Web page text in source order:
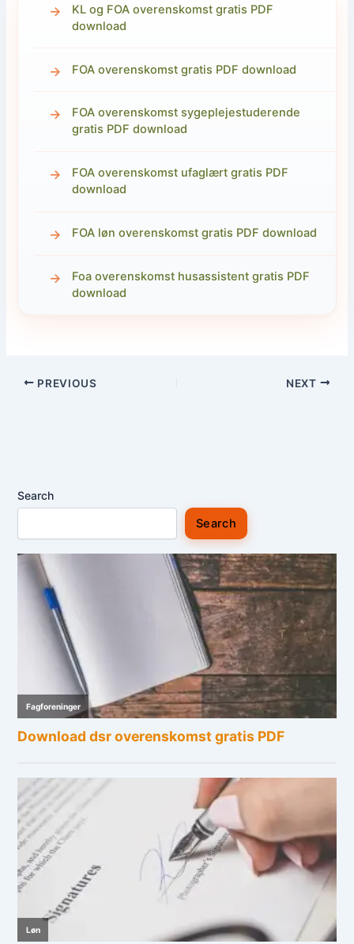
KL og FOA overenskomst gratis PDF
download
FOA overenskomst gratis PDF download
FOA overenskomst sygeplejestuderende
gratis PDF download
FOA overenskomst ufaglært gratis PDF
download
FOA løn overenskomst gratis PDF download
Foa overenskomst husassistent gratis PDF
download
PREVIOUS NEXT
Search
Search